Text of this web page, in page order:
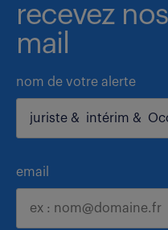
recevez
mail
nom de votre alerte
email